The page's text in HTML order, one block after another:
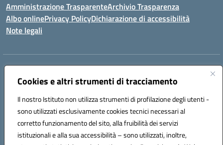
Cookies e altri strumenti di tracciamento
Il nostro Istituto non utilizza strumenti di profilazione degli utenti -
sono utilizzati esclusivamente cookies tecnici necessari al
corretto funzionamento del sito, alla fruibilità dei servizi
istituzionali e alla sua accessibilità – sono utilizzati, inoltre,
Amministrazione TrasparenteArchivio Trasparenza
Albo onlinePrivacy PolicyDichiarazione di accessibilità
Note legali
Indirizzo:
Centralino:096721161 Email:czic869004@istruzione.it
Codice fiscale: 84000710792
Codice meccanografico:
CZIC869004
Codice unico di fatturazione (CUF): UFKGA0